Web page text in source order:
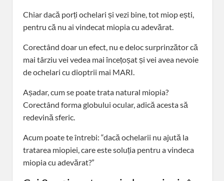
Chiar dacă porți ochelari și vezi bine, tot miop ești,
pentru că nu ai vindecat miopia cu adevărat.
Corectând doar un efect, nu e deloc surprinzător că
mai târziu vei vedea mai încețoșat și vei avea nevoie
de ochelari cu dioptrii mai MARI.
Așadar, cum se poate trata natural miopia?
Corectând forma globului ocular, adică acesta să
redevină sferic.
Acum poate te întrebi: “dacă ochelarii nu ajută la
tratarea miopiei, care este soluția pentru a vindeca
miopia cu adevărat?”